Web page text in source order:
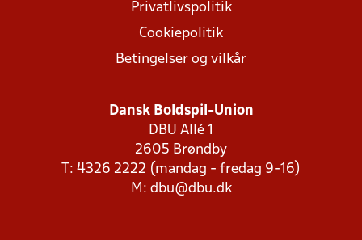
Privatlivspolitik
Cookiepolitik
Betingelser og vilkår
Dansk Boldspil-Union
DBU Allé 1
2605 Brøndby
T: 4326 2222 (mandag - fredag 9-16)
M: dbu@dbu.dk